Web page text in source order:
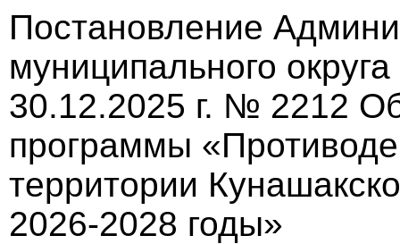
Постановление
муниципального
30.12.2025 г. № 2212
программы
территории
2026-2028 годы»